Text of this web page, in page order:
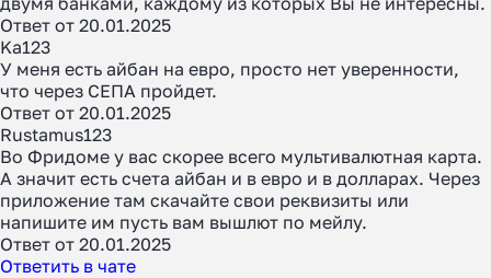
Ответ от 20.01.2025
Ka123
У меня есть айбан на евро, просто нет уверенности,
что через СЕПА пройдет.
Ответ от 20.01.2025
Rustamus123
Во Фридоме у вас скорее всего мультивалютная карта.
А значит есть счета айбан и в евро и в долларах. Через
приложение там скачайте свои реквизиты или
напишите им пусть вам вышлют по мейлу.
Ответ от 20.01.2025
Ответить в чате
Рассказали, почему банки
агентам в 2025 году
Узнать